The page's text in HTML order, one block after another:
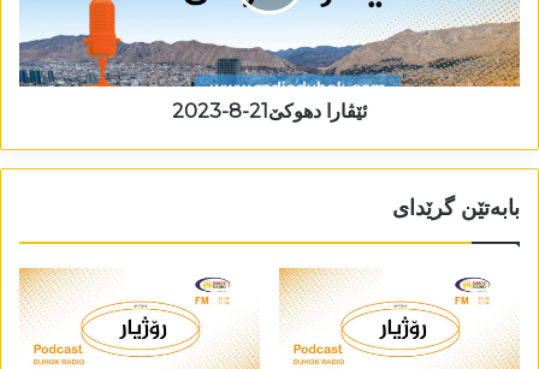
ئێڤارا دھوکێ21-8-2023
بابەتێن گرێدای